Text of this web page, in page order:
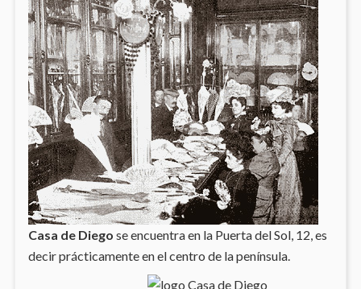
Casa de Diego se encuentra en la Puerta del Sol, 12, es
decir prácticamente en el centro de la península.